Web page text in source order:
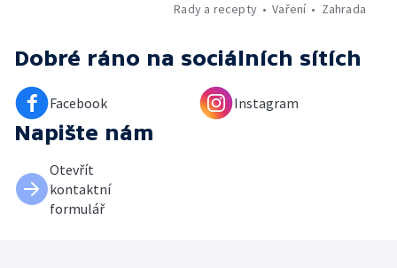
Rady a recepty
Vaření Zahrada
Dobré ráno na sociálních sítích
Facebook Instagram
Napište nám
Otevřít
kontaktní
formulář